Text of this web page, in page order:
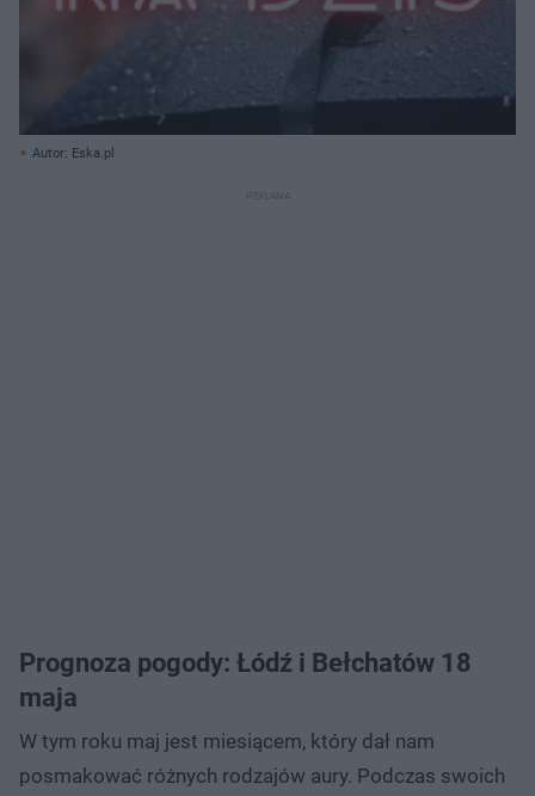
Autor: Eska.pl
Prognoza pogody: Łódź i Bełchatów 18
maja
W tym roku maj jest miesiącem, który dał nam
posmakować różnych rodzajów aury. Podczas swoich